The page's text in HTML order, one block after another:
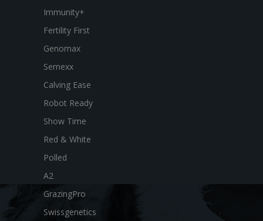
Immunity+
Fertility First
Genomax
Semexx
Calving Ease
Robot Ready
Show Time
Red & White
Polled
A2
GrazingPro
Swissgenetics